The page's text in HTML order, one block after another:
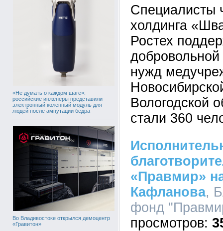
«Не думать о каждом шаге»:
российские инженеры представили
электронный коленный модуль для
людей после ампутации бедра
Во Владивостоке открылся демоцентр
«Гравитон»
Специалисты
холдинга
Ростех
нужд
Вологодской
стали 360
«Правмир»
Кафланова,
фонд